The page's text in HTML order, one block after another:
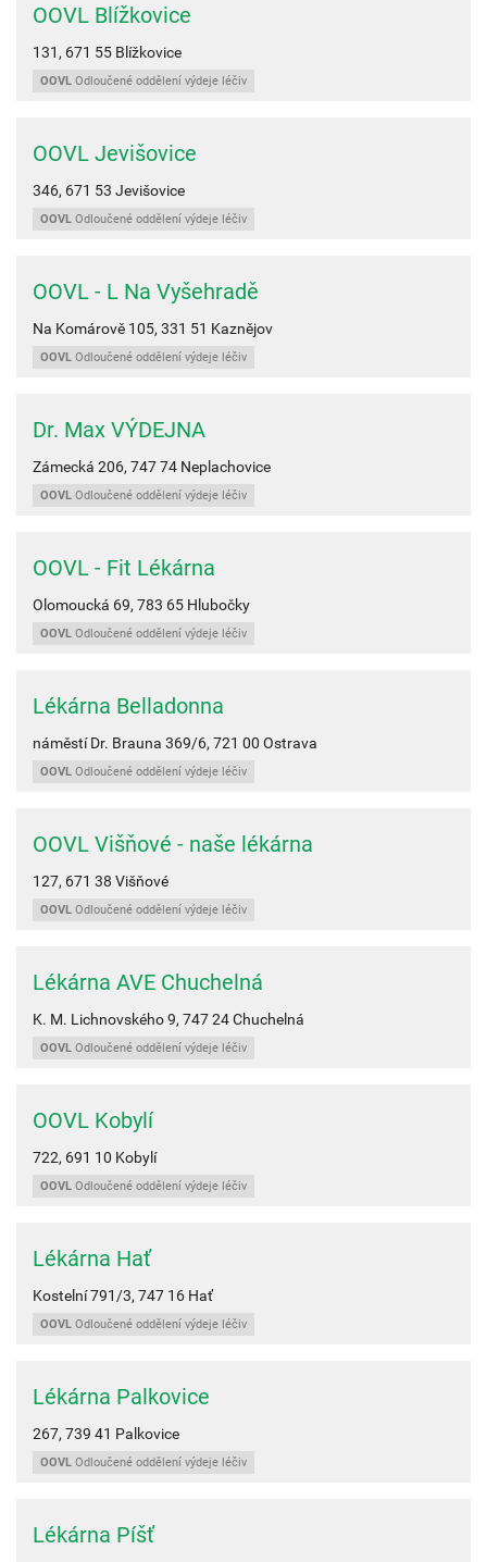
OOVL Blížkovice
131, 671 55 Blížkovice
OOVL Odloučené oddělení výdeje léčiv
OOVL Jevišovice
346, 671 53 Jevišovice
OOVL Odloučené oddělení výdeje léčiv
OOVL - L Na Vyšehradě
Na Komárově 105, 331 51 Kaznějov
OOVL Odloučené oddělení výdeje léčiv
Dr. Max VÝDEJNA
Zámecká 206, 747 74 Neplachovice
OOVL Odloučené oddělení výdeje léčiv
OOVL - Fit Lékárna
Olomoucká 69, 783 65 Hlubočky
OOVL Odloučené oddělení výdeje léčiv
Lékárna Belladonna
náměstí Dr. Brauna 369/6, 721 00 Ostrava
OOVL Odloučené oddělení výdeje léčiv
OOVL Višňové - naše lékárna
127, 671 38 Višňové
OOVL Odloučené oddělení výdeje léčiv
Lékárna AVE Chuchelná
K. M. Lichnovského 9, 747 24Chuchelná
OOVL Odloučené oddělení výdeje léčiv
OOVL Kobylí
722, 691 10 Kobylí
OOVL Odloučené oddělení výdeje léčiv
Lékárna Hať
Kostelní 791/3, 747 16 Hať
OOVL Odloučené oddělení výdeje léčiv
Lékárna Palkovice
267, 739 41 Palkovice
OOVL Odloučené oddělení výdeje léčiv
Lékárna Píšť